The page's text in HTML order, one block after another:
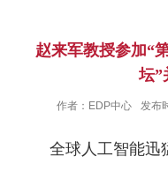
赵来军教授参加“
坛”
作者：EDP中心 发布
全球人工智能迅